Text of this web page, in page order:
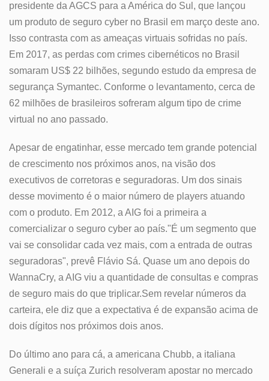
presidente da AGCS para a América do Sul, que lançou
um produto de seguro cyber no Brasil em março deste ano.
Isso contrasta com as ameaças virtuais sofridas no país.
Em 2017, as perdas com crimes cibernéticos no Brasil
somaram US$ 22 bilhões, segundo estudo da empresa de
segurança Symantec. Conforme o levantamento, cerca de
62 milhões de brasileiros sofreram algum tipo de crime
virtual no ano passado.
Apesar de engatinhar, esse mercado tem grande potencial
de crescimento nos próximos anos, na visão dos
executivos de corretoras e seguradoras. Um dos sinais
desse movimento é o maior número de players atuando
com o produto. Em 2012, a AIG foi a primeira a
comercializar o seguro cyber ao país."É um segmento que
vai se consolidar cada vez mais, com a entrada de outras
seguradoras", prevê Flávio Sá. Quase um ano depois do
WannaCry, a AIG viu a quantidade de consultas e compras
de seguro mais do que triplicar.Sem revelar números da
carteira, ele diz que a expectativa é de expansão acima de
dois dígitos nos próximos dois anos.
Do último ano para cá, a americana Chubb, a italiana
Generali e a suíça Zurich resolveram apostar no mercado